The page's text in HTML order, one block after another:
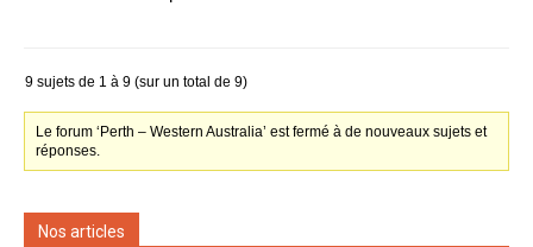
9 sujets de 1 à 9 (sur un total de 9)
Le forum ‘Perth – Western Australia’ est fermé à de nouveaux sujets et
réponses.
Nos articles